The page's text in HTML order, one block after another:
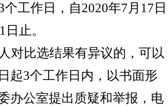
工作日，自2020年7月17日
止。
对比选结果有异议的，可以
起3个工作日内，以书面形
办公室提出质疑和举报，电